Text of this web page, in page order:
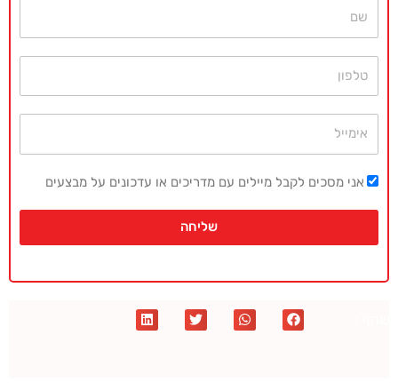
אני מסכים לקבל מיילים עם מדריכים או עדכונים על מבצעים
שליחה